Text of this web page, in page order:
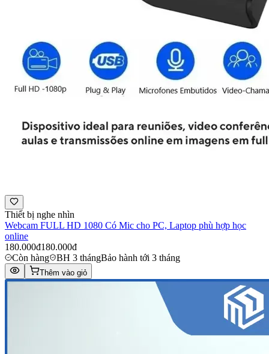
Thiết bị nghe nhìn
Webcam FULL HD 1080 Có Mic cho PC, Laptop phù hợp học
online
180.000đ180.000đ
Còn hàng
BH 3 thángBảo hành tới 3 tháng
Thêm vào giỏ